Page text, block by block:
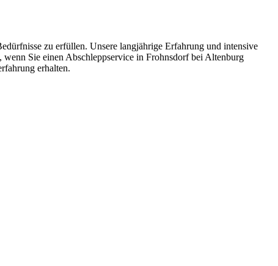
zu erfüllen. Unsere langjährige Erfahrung und intensive
wenn Sie einen Abschleppservice in Frohnsdorf bei Altenburg
erhalten.